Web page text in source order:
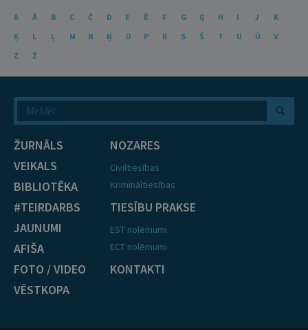
A Ā B C Č D E Ē F G Ģ H I J
K
Ķ
L Ļ M N Ņ O P R S Š T U Ū
V
Z
Ž
ŽURNĀLS
VEIKALS
BIBLIOTĒKA
#TEIRDARBS
JAUNUMI
AFIŠA
FOTO / VIDEO
VĒSTKOPA
NOZARES
Civiltiesības
Krimināltiesības
TIESĪBU PRAKSE
EST nolēmumi
ECT nolēmumi
KONTAKTI